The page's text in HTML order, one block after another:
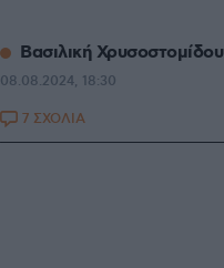
Βασιλική Χρυσοστομίδου
08.08.2024, 18:30
7 ΣΧΟΛΙΑ